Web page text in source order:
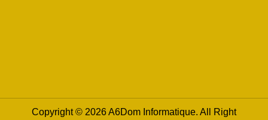
Copyright © 2026 A6Dom Informatique. All Right